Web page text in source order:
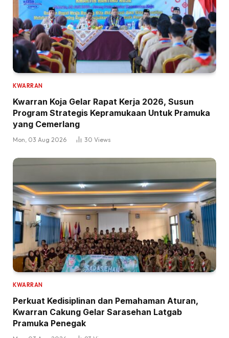
KWARRAN
Kwarran Koja Gelar Rapat Kerja 2026, Susun
Program Strategis Kepramukaan Untuk Pramuka
yang Cemerlang
Mon, 03 Aug 2026 30 Views
KWARRAN
Perkuat Kedisiplinan dan Pemahaman Aturan,
Kwarran Cakung Gelar Sarasehan Latgab
Pramuka Penegak